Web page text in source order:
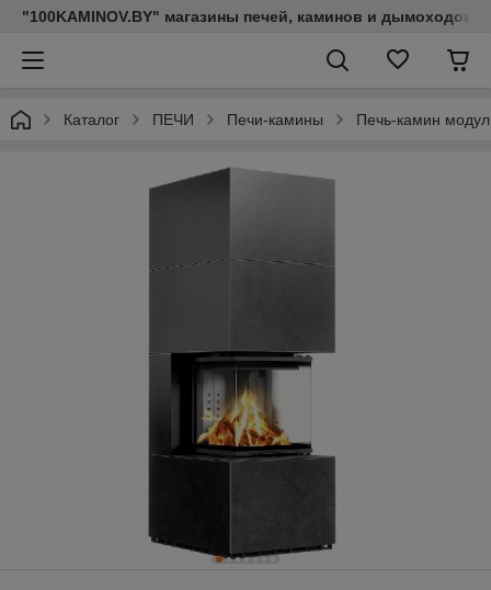
"100KAMINOV.BY" магазины печей, каминов и дымоходов
Каталог ПЕЧИ Печи-камины Печь-камин